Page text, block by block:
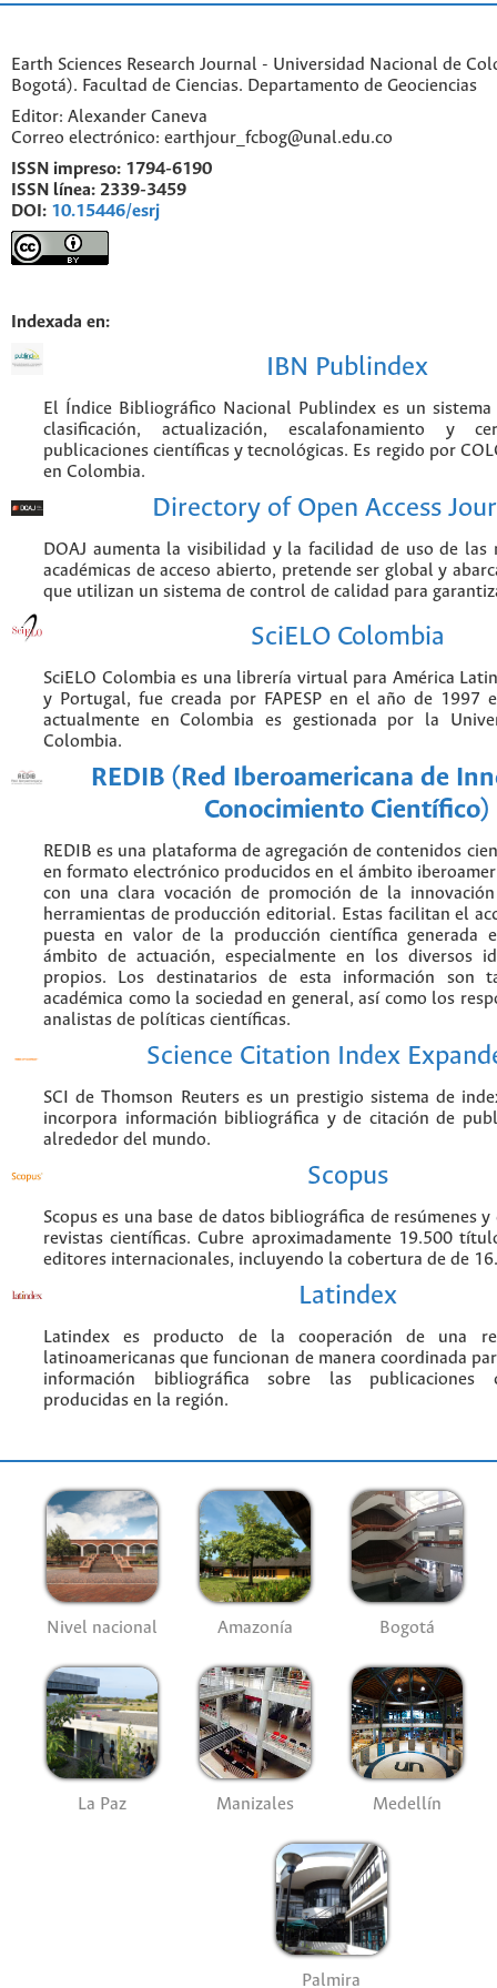
Earth Sciences Research Journal - Universidad Nacional de
Bogotá). Facultad de Ciencias. Departamento de Geociencias
Editor: Alexander Caneva
Correo electrónico: earthjour_fcbog@unal.edu.co
ISSN impreso: 1794-6190
ISSN línea: 2339-3459
DOI: 10.15446/esrj
Indexada en:
IBN Publindex
El Índice Bibliográfico Nacional Publindex es un
clasificación, actualización, escalafonamiento y
publicaciones científicas y tecnológicas. Es regido por
en Colombia.
Directory of Open Access
DOAJ aumenta la visibilidad y la facilidad de uso de las
académicas de acceso abierto, pretende ser global y
que utilizan un sistema de control de calidad para
SciELO Colombia
SciELO Colombia es una librería virtual para América
y Portugal, fue creada por FAPESP en el año de 1997
actualmente en Colombia es gestionada por la
Colombia.
REDIB (Red Iberoamericana de
Conocimiento Científico)
REDIB es una plataforma de agregación de contenidos
en formato electrónico producidos en el ámbito
con una clara vocación de promoción de la
herramientas de producción editorial. Estas facilitan el
puesta en valor de la producción científica generada
ámbito de actuación, especialmente en los diversos
propios. Los destinatarios de esta información son
académica como la sociedad en general, así como los
analistas de políticas científicas.
Science Citation Index
SCI de Thomson Reuters es un prestigio sistema de
incorpora información bibliográfica y de citación de
alrededor del mundo.
Scopus
Scopus es una base de datos bibliográfica de resúmenes
revistas científicas. Cubre aproximadamente 19.500
editores internacionales, incluyendo la cobertura de de
Latindex
Latindex es producto de la cooperación de una
latinoamericanas que funcionan de manera coordinada
información bibliográfica sobre las publicaciones
producidas en la región.
Nivel nacional Amazonía Bogotá
La Paz Manizales Medellín
Palmira